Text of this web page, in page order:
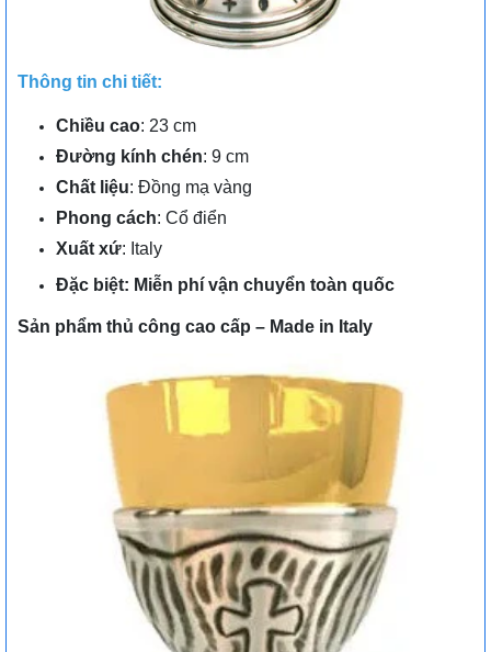
Thông tin chi tiết:
Chiều cao: 23 cm
Đường kính chén: 9 cm
Chất liệu: Đồng mạ vàng
Phong cách: Cổ điển
Xuất xứ: Italy
Đặc biệt: Miễn phí vận chuyển toàn quốc
Sản phẩm thủ công cao cấp – Made in Italy